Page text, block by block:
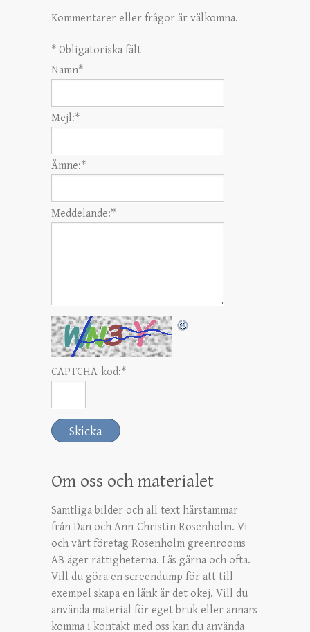
Kommentarer eller frågor är välkomna.
* Obligatoriska fält
Namn*
Mejl:*
Ämne:*
Meddelande:*
CAPTCHA-kod:*
Om oss och materialet
Samtliga bilder och all text härstammar
från Dan och Ann-Christin Rosenholm. Vi
och vårt företag Rosenholm greenrooms
AB äger rättigheterna. Läs gärna och ofta.
Vill du göra en screendump för att till
exempel skapa en länk är det okej. Vill du
använda material för eget bruk eller annars
komma i kontakt med oss kan du använda